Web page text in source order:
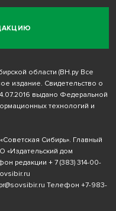
области (ВН.ру Все
издание. Свидетельство о
выдано Федеральной
технологий и
Сибирь». Главный
«Издательский дом
редакции + 7 (383) 314-00-
pr@sovsibir.ru Телефон +7-983-